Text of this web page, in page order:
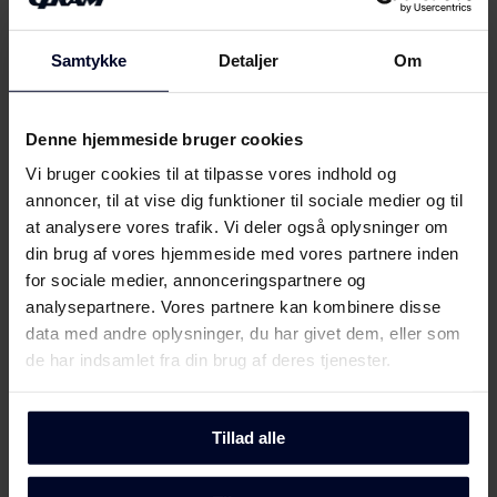
Samtykke Detaljer Om
Denne hjemmeside bruger cookies
Vi bruger cookies til at tilpasse vores indhold og
annoncer, til at vise dig funktioner til sociale medier og til
at analysere vores trafik. Vi deler også oplysninger om
din brug af vores hjemmeside med vores partnere inden
for sociale medier, annonceringspartnere og
analysepartnere. Vores partnere kan kombinere disse
data med andre oplysninger, du har givet dem, eller som
de har indsamlet fra din brug af deres tjenester.
Tillad alle
Brugervejledning
Sikkerhedsoplysninger og
advarsler (DK)
Download
Sikkerhedsoplysninger og
advarsler (FI)
Download
advarsler (NO)
Download
Sikkerhedsoplysninger og
MødGRAM
VælgGRAM